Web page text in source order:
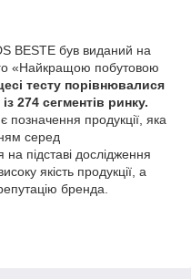
BESTE був виданий на
«Найкращою побутовою
тесту порівнювалися
274 сегментів ринку.
позначення продукції, яка
серед
підставі дослідження
якість продукції, а
бренда.